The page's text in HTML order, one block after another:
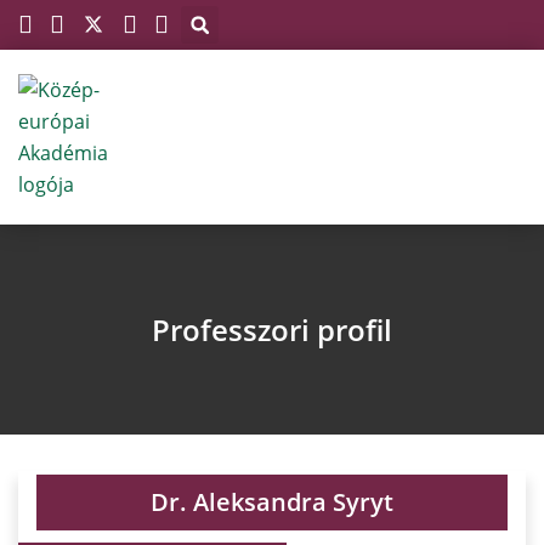
Skip
to
content
Professzori profil
Dr. Aleksandra Syryt